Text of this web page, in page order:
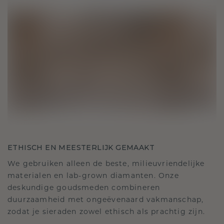
ETHISCH EN MEESTERLIJK GEMAAKT
We gebruiken alleen de beste, milieuvriendelijke
materialen en lab-grown diamanten. Onze
deskundige goudsmeden combineren
duurzaamheid met ongeëvenaard vakmanschap,
zodat je sieraden zowel ethisch als prachtig zijn.